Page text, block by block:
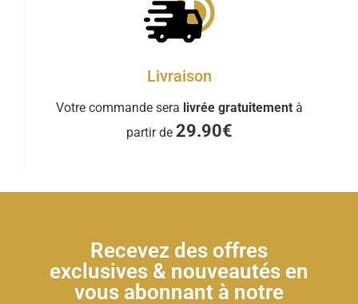
Livraison
Votre commande sera livrée gratuitement à
partir de 29.90€
Recevez des offres
exclusives & nouveautés en
vous abonnant à notre